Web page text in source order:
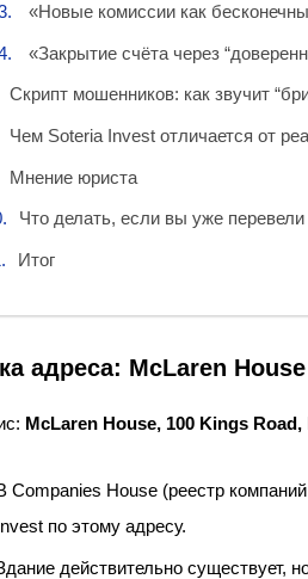
«Новые комиссии как
«Закрытие счёта через
Скрипт мошенников: как звучит
Чем Soteria Invest отличается от
Мнение юриста
Что делать, если вы уже перевели
Итог
адреса: McLaren
McLaren House, 100 Kings
Companies House (реестр
по этому адресу.
действительно существует,